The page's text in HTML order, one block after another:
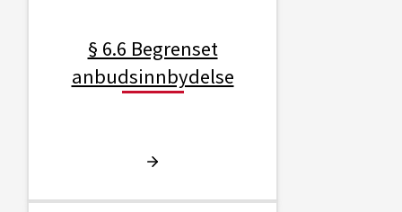
§ 6.6 Begrenset
anbudsinnbydelse